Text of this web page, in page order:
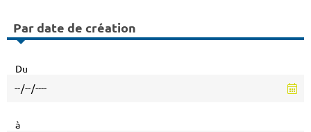
Par date de création
Du
à